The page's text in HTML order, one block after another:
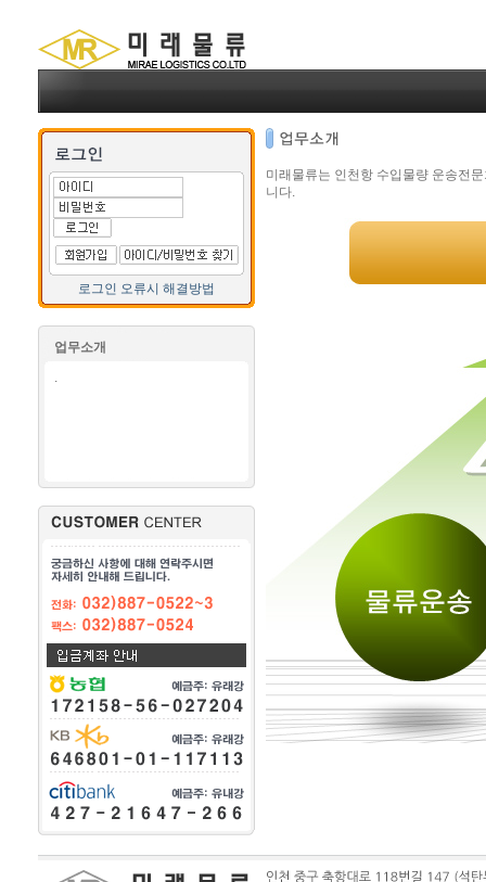
로그인 오류시 해결방법
업무소개
.
미래물류는 인천항 수입물량 운송전
니다.